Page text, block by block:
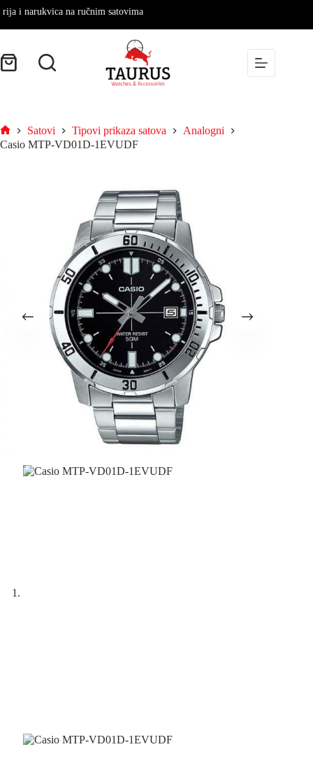
narukvica na ručnim satovima
Satovi Tipovi prikaza satova
Analogni
Casio MTP-VD01D-1EVUDF